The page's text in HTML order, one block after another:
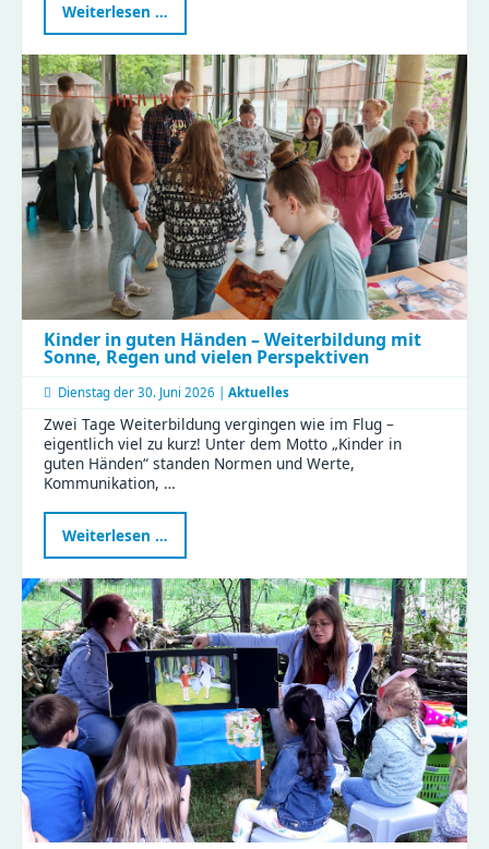
Weiterlesen …
besonderer
Tag
in
der
Gustav
|
Clubraum
eingeweiht
Kinder in guten Händen – Weiterbildung mit
Sonne, Regen und vielen Perspektiven
Dienstag der 30. Juni 2026 | Aktuelles
Zwei Tage Weiterbildung vergingen wie im Flug –
eigentlich viel zu kurz! Unter dem Motto „Kinder in
guten Händen“ standen Normen und Werte,
Kommunikation, …
Weiterlesen …
in
Händen
–
Weiterbildung
mit
Sonne,
Regen
und
vielen
Perspektiven